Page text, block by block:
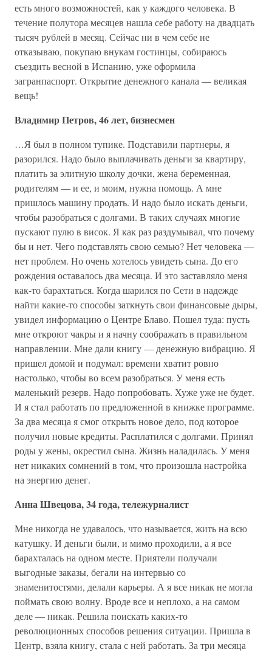
есть много возможностей, как у каждого человека. В
течение полутора месяцев нашла себе работу на двадцать
тысяч рублей в месяц. Сейчас ни в чем себе не
отказываю, покупаю внукам гостинцы, собираюсь
съездить весной в Испанию, уже оформила
загранпаспорт. Открытие денежного канала — великая
вещь!
Владимир Петров, 46 лет, бизнесмен
…Я был в полном тупике. Подставили партнеры, я
разорился. Надо было выплачивать деньги за квартиру,
платить за элитную школу дочки, жена беременная,
родителям — и ее, и моим, нужна помощь. А мне
пришлось машину продать. И надо было искать деньги,
чтобы разобраться с долгами. В таких случаях многие
пускают пулю в висок. Я как раз раздумывал, что почему
бы и нет. Чего подставлять свою семью? Нет человека —
нет проблем. Но очень хотелось увидеть сына. До его
рождения оставалось два месяца. И это заставляло меня
как-то барахтаться. Когда шарился по Сети в надежде
найти какие-то способы заткнуть свои финансовые дыры,
увидел информацию о Центре Блаво. Пошел туда: пусть
мне откроют чакры и я начну соображать в правильном
направлении. Мне дали книгу — денежную вибрацию. Я
пришел домой и подумал: времени хватит ровно
настолько, чтобы во всем разобраться. У меня есть
маленький резерв. Надо попробовать. Хуже уже не будет.
И я стал работать по предложенной в книжке программе.
За два месяца я смог открыть новое дело, под которое
получил новые кредиты. Расплатился с долгами. Принял
роды у жены, окрестил сына. Жизнь наладилась. У меня
нет никаких сомнений в том, что произошла настройка
на энергию денег.
Анна Швецова, 34 года, тележурналист
Мне никогда не удавалось, что называется, жить на всю
катушку. И деньги были, и мимо проходили, а я все
барахталась на одном месте. Приятели получали
выгодные заказы, бегали на интервью со
знаменитостями, делали карьеры. А я все никак не могла
поймать свою волну. Вроде все и неплохо, а на самом
деле — никак. Решила поискать каких-то
революционных способов решения ситуации. Пришла в
Центр, взяла книгу, стала с ней работать. За три месяца